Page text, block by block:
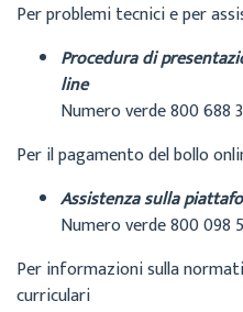
Per problemi tecnici e per
Procedura di
line
Numero verde 800 688
Per il pagamento del bollo
Assistenza sulla
Numero verde 800 098
Per informazioni sulla
curriculari